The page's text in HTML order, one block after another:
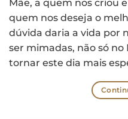
Mãe, a quem nos criou
quem nos deseja o
dúvida daria a vida por
ser mimadas, não só no
tornar este dia mais